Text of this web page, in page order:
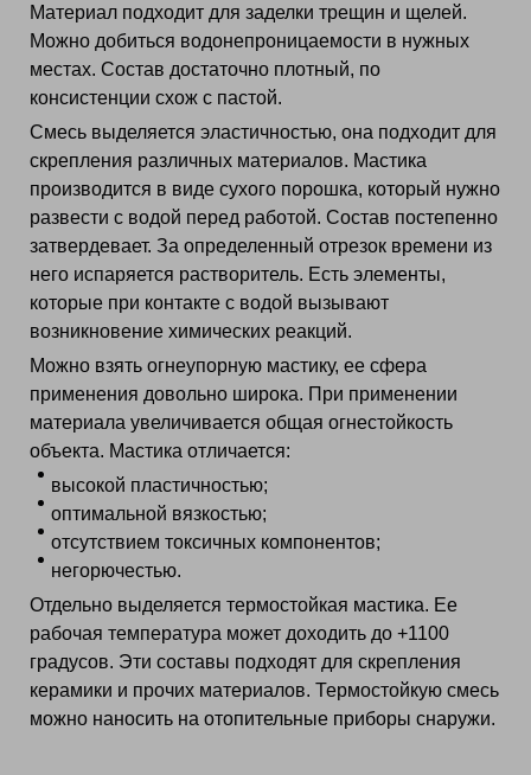
Материал подходит для заделки трещин и щелей.
Можно добиться водонепроницаемости в нужных
местах. Состав достаточно плотный, по
консистенции схож с пастой.
Смесь выделяется эластичностью, она подходит для
скрепления различных материалов. Мастика
производится в виде сухого порошка, который нужно
развести с водой перед работой. Состав постепенно
затвердевает. За определенный отрезок времени из
него испаряется растворитель. Есть элементы,
которые при контакте с водой вызывают
возникновение химических реакций.
Можно взять огнеупорную мастику, ее сфера
применения довольно широка. При применении
материала увеличивается общая огнестойкость
объекта. Мастика отличается:
высокой пластичностью;
оптимальной вязкостью;
отсутствием токсичных компонентов;
негорючестью.
Отдельно выделяется термостойкая мастика. Ее
рабочая температура может доходить до +1100
градусов. Эти составы подходят для скрепления
керамики и прочих материалов. Термостойкую смесь
можно наносить на отопительные приборы снаружи.